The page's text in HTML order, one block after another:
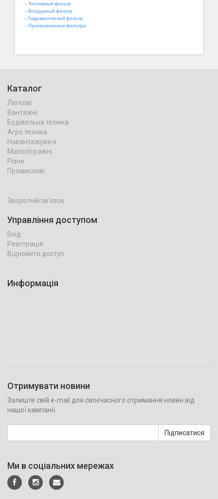
- Топливный фильтр
- Воздушный фильтр
- Гидравлический фильтр
- Промышленные фильтры
Каталог
Легкові
Вантажні
Будівельна техніка
Агро техніка
Навантажувачі
Малолітражні
Різне
Промислові
Зворотній зв'язок
Управління доступом
Вхід
Реєстрація
Відновити доступ
Информація
Отримувати новини
Залиште свій e-mail для своєчасного отримання новин від
нашої кампанії.
Підписатися
Ми в соціальних мережах